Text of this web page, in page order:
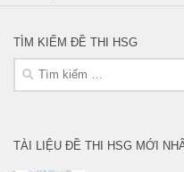
TÌM KIẾM ĐỀ THI HSG
Tìm
TÀI LIỆU ĐỀ THI HSG MỚI